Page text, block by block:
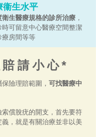
衞生水平
生醫療規格的診所治療 ，
時可留意中心醫療空間整潔
療房間等等
請小心*
險理賠範圍， 可找醫療中
償脫疣的開支，首先要符
義，就是有關治療並非以美